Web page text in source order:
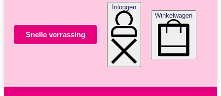
Snelle verrassing
Inloggen
Winkelwagen